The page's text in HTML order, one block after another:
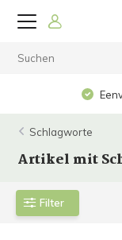
Schlagworte
Artikel mit
Filter